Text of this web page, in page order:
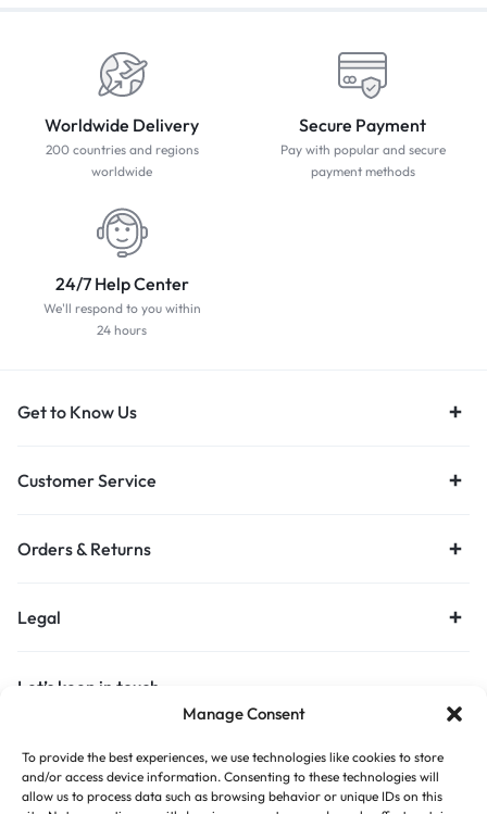
Manage Consent
To provide the best experiences, we use technologies like cookies to store
and/or access device information. Consenting to these technologies will
allow us to process data such as browsing behavior or unique IDs on this
Worldwide Delivery
200 countries and regions
worldwide
Secure Payment
Pay with popular and secure
payment methods
24/7 Help Center
We'll respond to you within
24 hours
Get to Know Us
Customer Service
Orders & Returns
Legal
Let’s keep in touch
Get recommendations, tips, updates and more.
Stay Connected